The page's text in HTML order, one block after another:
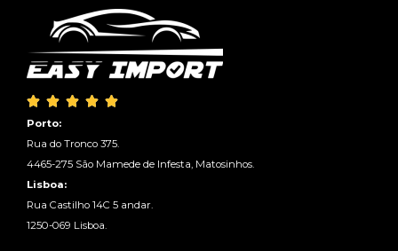
    
Porto:
Rua do Tronco 375.
4465-275 São Mamede de Infesta, Matosinhos.
Lisboa:
Rua Castilho 14C 5 andar.
1250-069 Lisboa.